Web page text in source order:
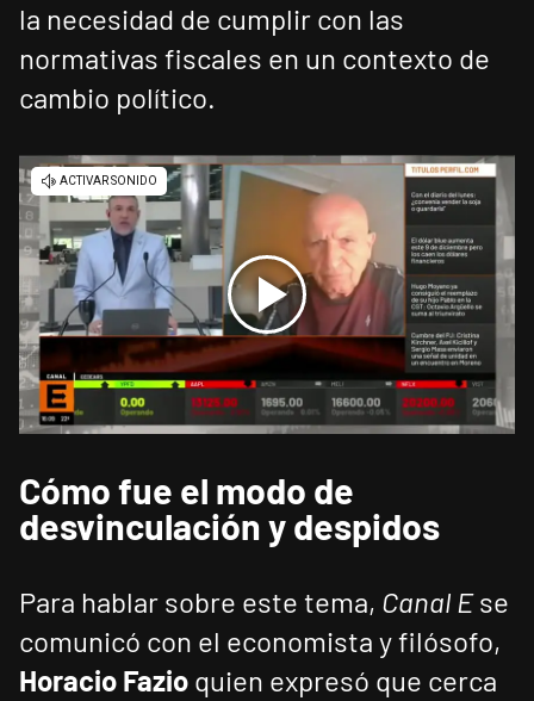
la necesidad de cumplir con las
normativas fiscales en un contexto de
cambio político.
Cómo fue el modo de
desvinculación y despidos
Para hablar sobre este tema, Canal Ese
comunicó con el economista y filósofo,
Horacio Fazio quien expresó que cerca